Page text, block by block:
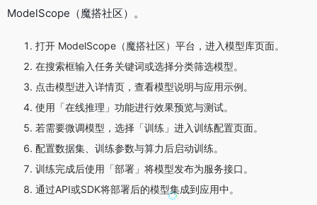
ModelScope（魔搭社区）。
打开 ModelScope（魔搭社区）平台，进入模型库页面。
在搜索框输入任务关键词或选择分类筛选模型。
点击模型进入详情页，查看模型说明与应用示例。
使用「在线推理」功能进行效果预览与测试。
若需要微调模型，选择「训练」进入训练配置页面。
配置数据集、训练参数与算力后启动训练。
训练完成后使用「部署」将模型发布为服务接口。
通过API或SDK将部署后的模型集成到应用中。